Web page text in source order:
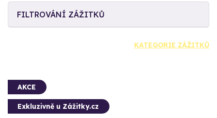
FILTROVÁNÍ ZÁŽITKŮ
KATEGORIE ZÁŽITKŮ
AKCE
Exkluzivně u Zážitky.cz